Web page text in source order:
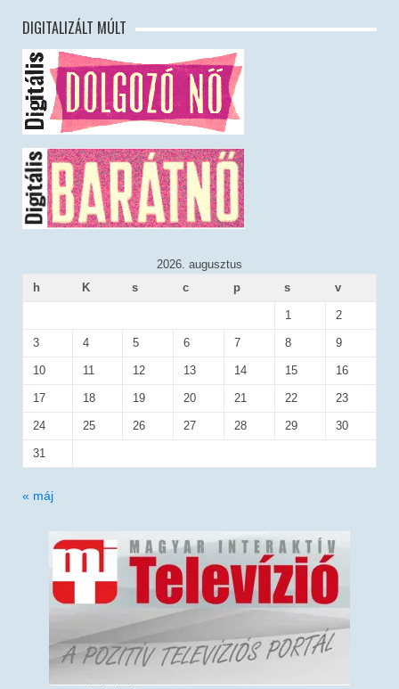
DIGITALIZÁLT MÚLT
2026. augusztus
h
K s c p s v
1 2
3 4 5 6 7 8 9
10 11 12 13 14 15 16
17 18 19 20 21 22 23
24 25 26 27 28 29 30
31
« máj